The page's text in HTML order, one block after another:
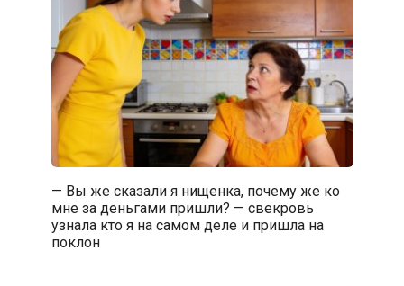
— Вы же сказали я нищенка, почему же ко
мне за деньгами пришли? — свекровь
узнала кто я на самом деле и пришла на
поклон